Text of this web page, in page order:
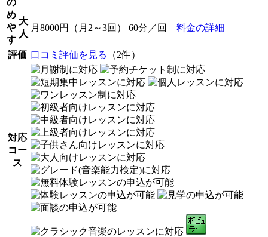
め
や
す
大
人
月8000円（月2～3回） 60分／回 料金の詳細
評価 口コミ評価を見る （2件）
対応
コー
ス